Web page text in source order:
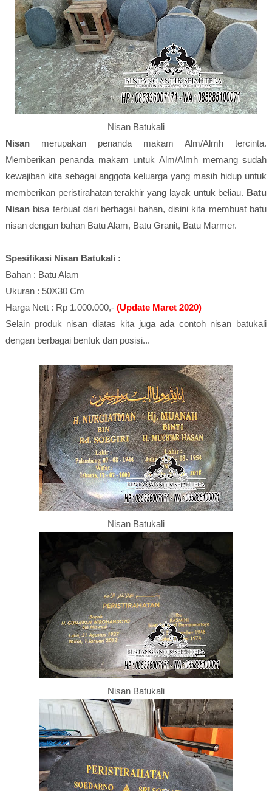
Nisan Batukali
Nisanmerupakan penanda makam Alm/Almh tercinta.
Memberikan penanda makam untuk Alm/Almh memang sudah
kewajiban kita sebagai anggota keluarga yang masih hidup untuk
memberikan peristirahatan terakhir yang layak untuk beliau. Batu
Nisanbisa terbuat dari berbagai bahan, disini kita membuat batu
nisan dengan bahan Batu Alam, Batu Granit, Batu Marmer.
Spesifikasi Nisan Batukali :
Bahan : Batu Alam
Ukuran : 50X30 Cm
Harga Nett : Rp 1.000.000,- (Update Maret 2020)
Selain produk nisan diatas kita juga ada contoh nisan batukali
dengan berbagai bentuk dan posisi...
Nisan Batukali
Nisan Batukali